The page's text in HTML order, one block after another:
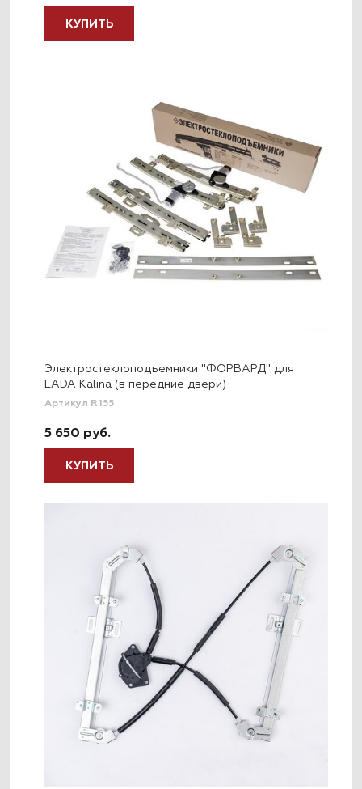
КУПИТЬ
Электростеклоподъемники "ФОРВАРД" для
LADA Kalina (в передние двери)
Артикул R155
5 650 руб.
КУПИТЬ